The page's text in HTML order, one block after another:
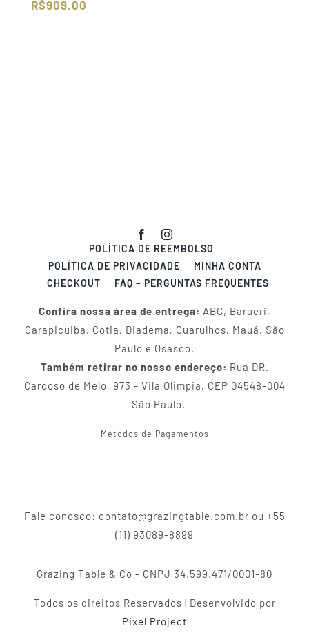
R$909.00
POLÍTICA DE REEMBOLSO
POLÍTICA DE PRIVACIDADE
MINHA CONTA
CHECKOUT
FAQ – PERGUNTAS FREQUENTES
Confira nossa área de entrega: ABC, Barueri,
Carapicuiba, Cotia, Diadema, Guarulhos, Mauá, São
Paulo e Osasco.
Também retirar no nosso endereço: Rua DR.
Cardoso de Melo, 973 - Vila Olimpia, CEP 04548-004
- São Paulo.
Métodos de Pagamentos
Fale conosco: contato@grazingtable.com.br ou +55
(11) 93089-8899
Grazing Table & Co - CNPJ 34.599.471/0001-80
Todos os direitos Reservados | Desenvolvido por
Pixel Project